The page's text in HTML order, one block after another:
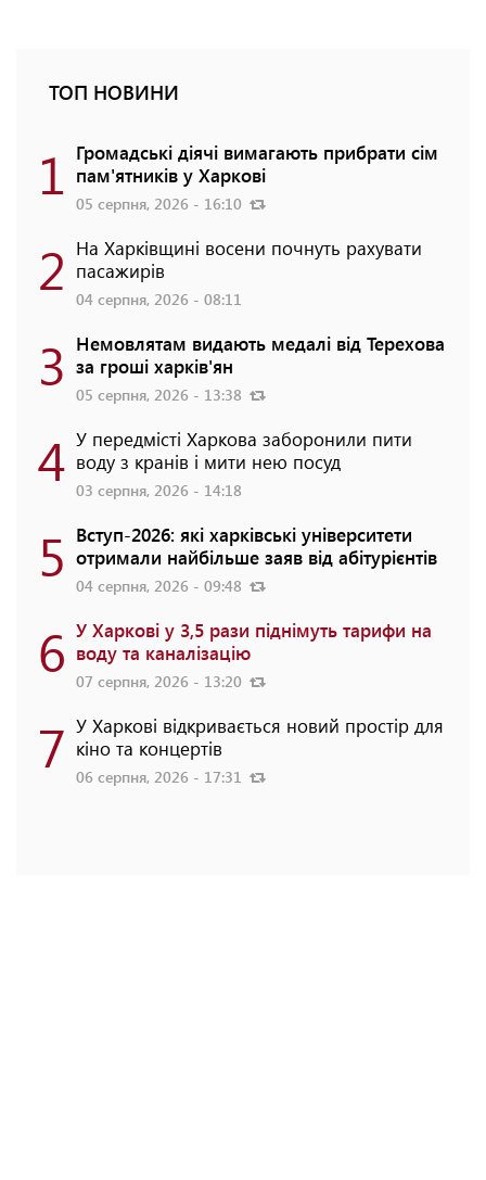
ТОП НОВИНИ
1 Громадські діячі вимагають прибрати сім
пам'ятників у Харкові
05 серпня, 2026 - 16:10
2 На Харківщині восени почнуть рахувати
пасажирів
04 серпня, 2026 - 08:11
3 Немовлятам видають медалі від Терехова
за гроші харків'ян
05 серпня, 2026 - 13:38
4 У передмісті Харкова заборонили пити
воду з кранів і мити нею посуд
03 серпня, 2026 - 14:18
5 Вступ-2026: які харківські університети
отримали найбільше заяв від абітурієнтів
04 серпня, 2026 - 09:48
6 У Харкові у 3,5 рази піднімуть тарифи на
воду та каналізацію
07 серпня, 2026 - 13:20
7 У Харкові відкривається новий простір для
кіно та концертів
06 серпня, 2026 - 17:31